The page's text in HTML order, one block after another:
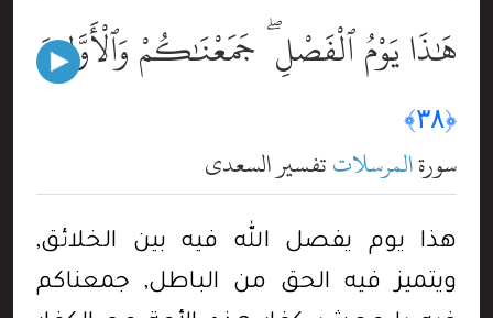
هَٰذَا يَوْمُ ٱلْفَصْلِ ۖ جَمَعْنَٰكُمْ وَٱلْأَوَّلِينَ
﴿٣٨﴾
سورةالمرسلاتتفسير السعدي
هذا يوم يفصل الله فيه بين الخلائق,
ويتميز فيه الحق من الباطل, جمعناكم